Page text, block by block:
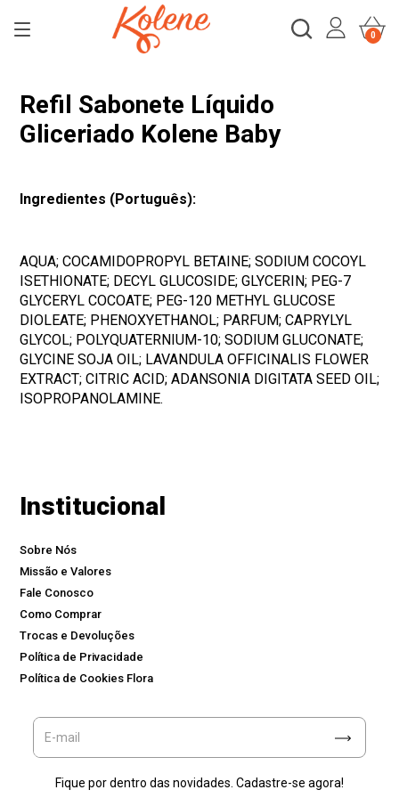
0
Refil Sabonete Líquido
Gliceriado Kolene Baby
Ingredientes (Português):
AQUA; COCAMIDOPROPYL BETAINE; SODIUM COCOYL
ISETHIONATE; DECYL GLUCOSIDE; GLYCERIN; PEG-7
GLYCERYL COCOATE; PEG-120 METHYL GLUCOSE
DIOLEATE; PHENOXYETHANOL; PARFUM; CAPRYLYL
GLYCOL; POLYQUATERNIUM-10; SODIUM GLUCONATE;
GLYCINE SOJA OIL; LAVANDULA OFFICINALIS FLOWER
EXTRACT; CITRIC ACID; ADANSONIA DIGITATA SEED OIL;
ISOPROPANOLAMINE.
Institucional
Sobre Nós
Missão e Valores
Fale Conosco
Como Comprar
Trocas e Devoluções
Política de Privacidade
Política de Cookies Flora
Fique por dentro das novidades. Cadastre-se agora!